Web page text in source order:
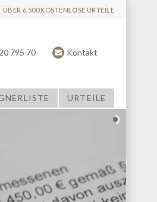
ÜBER 6.500 KOSTENLOSE URTEILE
795 70 Kontakt
URTEILE